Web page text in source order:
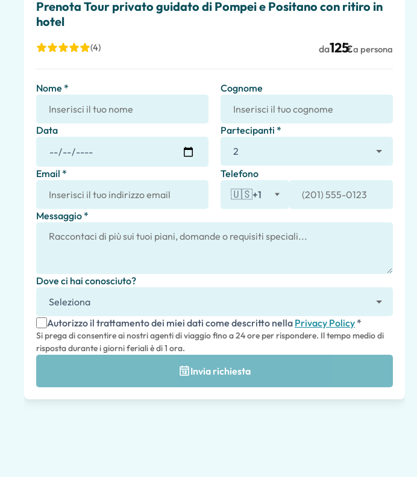
Prenota Tour privato guidato di Pompei e Positano con ritiro in
hotel
(4) da125€a persona
Nome * Cognome
Data Partecipanti *
Email * Telefono
🇺🇸+1
Messaggio *
Dove ci hai conosciuto?
Autorizzo il trattamento dei miei dati come descritto nella Privacy Policy *
Si prega di consentire ai nostri agenti di viaggio fino a 24 ore per rispondere. Il tempo medio di
risposta durante i giorni feriali è di 1 ora.
Invia richiesta